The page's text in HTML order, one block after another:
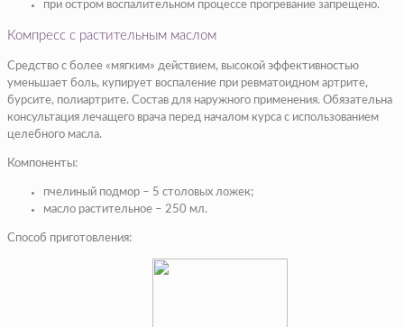
при остром воспалительном процессе прогревание запрещено.
Компресс с растительным маслом
Средство с более «мягким» действием, высокой эффективностью
уменьшает боль, купирует воспаление при ревматоидном артрите,
бурсите, полиартрите. Состав для наружного применения. Обязательна
консультация лечащего врача перед началом курса с использованием
целебного масла.
Компоненты:
пчелиный подмор – 5 столовых ложек;
масло растительное – 250 мл.
Способ приготовления: